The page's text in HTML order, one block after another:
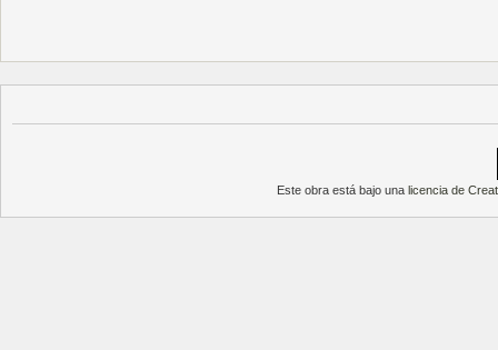
Este obra está bajo unalicencia de